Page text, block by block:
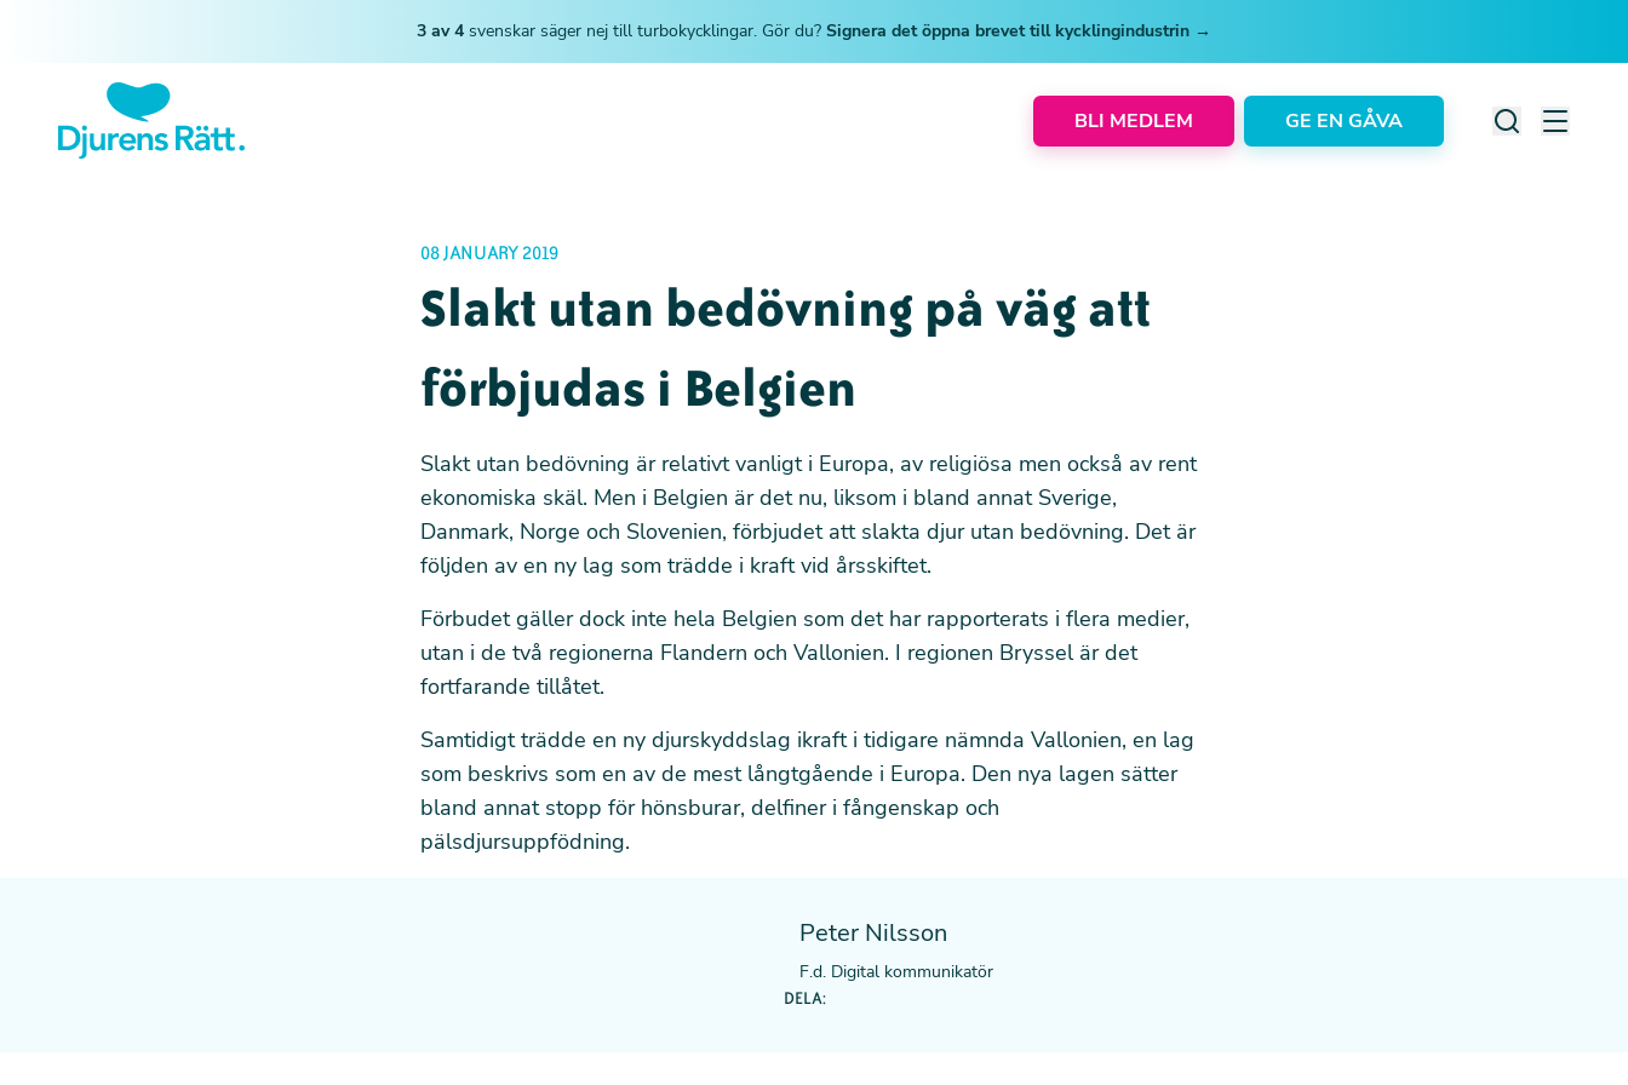
3 av 4 svenskar säger nej till turbokycklingar. Gör du? Signera det öppna brevet till kycklingindustrin →
BLI MEDLEM GE EN GÅVA
08 JANUARY 2019
Slakt utan bedövning på väg att
förbjudas i Belgien
Slakt utan bedövning är relativt vanligt i Europa, av religiösa men också av rent
ekonomiska skäl. Men i Belgien är det nu, liksom i bland annat Sverige,
Danmark, Norge och Slovenien, förbjudet att slakta djur utan bedövning. Det är
följden av en ny lag som trädde i kraft vid årsskiftet.
Förbudet gäller dock inte hela Belgien som det har rapporterats i flera medier,
utan i de två regionerna Flandern och Vallonien. I regionen Bryssel är det
fortfarande tillåtet.
Samtidigt trädde en ny djurskyddslag ikraft i tidigare nämnda Vallonien, en lag
som beskrivs som en av de mest långtgående i Europa. Den nya lagen sätter
bland annat stopp för hönsburar, delfiner i fångenskap och
pälsdjursuppfödning.
Peter Nilsson
F.d. Digital kommunikatör
DELA: